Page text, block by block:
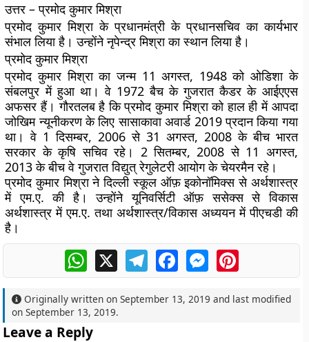
उत्तर – प्रमोद कुमार मिश्रा
प्रमोद कुमार मिश्रा के प्रधानमंत्री के प्रधानसचिव का कार्यभार
संभाल लिया है। उन्होंने नृपेन्द्र मिश्रा का स्थान लिया है।
प्रमोद कुमार मिश्रा
प्रमोद कुमार मिश्रा का जन्म 11 अगस्त, 1948 को ओडिशा के
संबलपुर में हुआ था। वे 1972 बैच के गुजरात कैडर के आईएएस
अफसर हैं। गौरतलब है कि प्रमोद कुमार मिश्रा को हाल ही में आपदा
जोखिम न्यूनीकरण के लिए सासाकावा अवार्ड 2019 प्रदान किया गया
था। वे 1 दिसम्बर, 2006 से 31 अगस्त, 2008 के बीच भारत
सरकार के कृषि सचिव रहे। 2 सितम्बर, 2008 से 11 अगस्त,
2013 के बीच वे गुजरात विद्युत् रेगुलेटरी आयोग के चेयरमैन रहे।
प्रमोद कुमार मिश्रा ने दिल्ली स्कूल ऑफ़ इकोनॉमिक्स से अर्थशास्त्र
में एम.ए. की है। उन्होंने यूनिवर्सिटी ऑफ़ ससेक्स से विकास
अर्थशास्त्र में एम.ए. तथा अर्थशास्त्र/विकास अध्ययन में पीएचडी की
है।
WhatsApp
X TelegramFacebookMessengerPinterest
Originally written onSeptember 13, 2019 and last modified
onSeptember 13, 2019.
Leave a Reply